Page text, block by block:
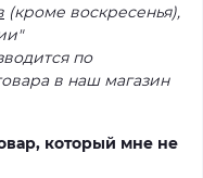
(кроме воскресенья),
по
в наш магазин
который мне не